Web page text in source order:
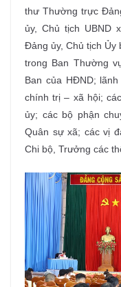
thư Thường trực
ủy, Chủ tịch UBND
Đảng ủy, Chủ tịch Ủy
trong Ban Thường
Ban của HĐND;
chính trị – xã hội;
ủy; các bộ phận
Quân sự xã; các vị
Chi bộ, Trưởng các